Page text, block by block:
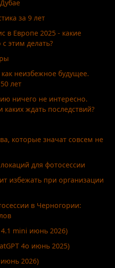
за 9 лет
в Европе 2025 - какие
этим делать?
неизбежное будущее.
лет
ничего не интересно.
ждать последствий?
которые значат совсем не
для фотосессии
избежать при организации
в Черногории:
4.1 mini июнь 2026)
4o июнь 2025)
июнь 2026)